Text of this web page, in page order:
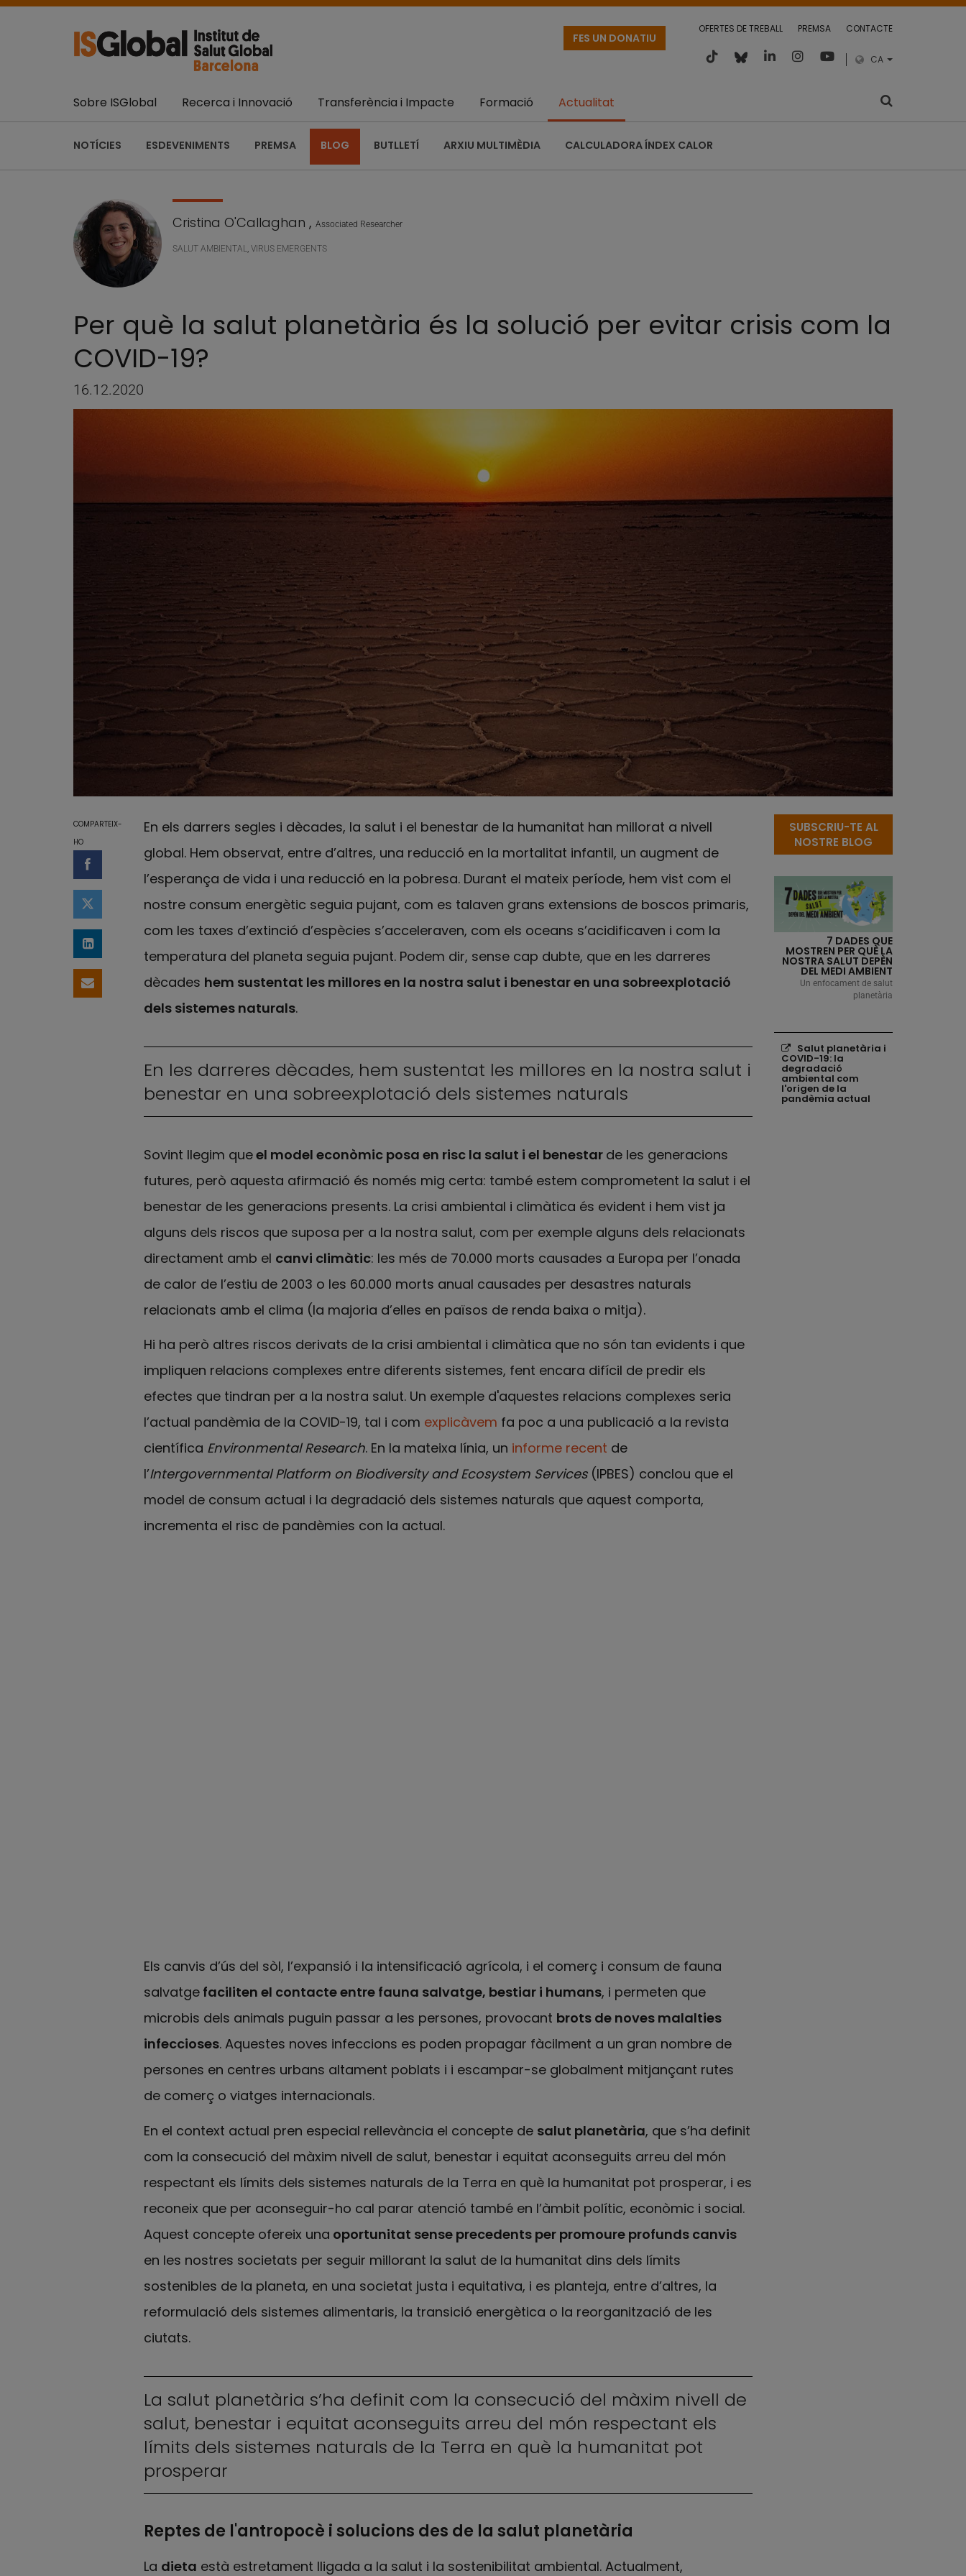
OFERTES DE TREBALL PREMSA CONTACTE
CA
FES UN DONATIU
Sobre ISGlobal Recerca i Innovació Transferència i Impacte Formació Actualitat
NOTÍCIES ESDEVENIMENTS PREMSA BLOG BUTLLETÍ ARXIU MULTIMÈDIA CALCULADORA ÍNDEX CALOR
Cristina O'Callaghan , Associated Researcher
SALUT AMBIENTAL, VIRUS EMERGENTS
Per què la salut planetària és la solució per evitar crisis com la
COVID-19?
16.12.2020
COMPARTEIX-
HO
Compartir a Facebook
Compartir a Twitter
Comparteix a LinkedIn
Comparteix per email
En els darrers segles i dècades, la salut i el benestar de la humanitat han millorat a nivell
global. Hem observat, entre d’altres, una reducció en la mortalitat infantil, un augment de
l’esperança de vida i una reducció en la pobresa. Durant el mateix període, hem vist com el
nostre consum energètic seguia pujant, com es talaven grans extensions de boscos primaris,
com les taxes d’extinció d’espècies s’acceleraven, com els oceans s’acidificaven i com la
temperatura del planeta seguia pujant. Podem dir, sense cap dubte, que en les darreres
dècades hem sustentat les millores en la nostra salut i benestar en una sobreexplotació
dels sistemes naturals.
En les darreres dècades, hem sustentat les millores en la nostra salut i
benestar en una sobreexplotació dels sistemes naturals
Sovint llegim queel model econòmic posa en risc la salut i el benestar de les generacions
futures, però aquesta afirmació és només mig certa: també estem comprometent la salut i el
benestar de les generacions presents. La crisi ambiental i climàtica és evident i hem vist ja
alguns dels riscos que suposa per a la nostra salut, com per exemple alguns dels relacionats
directament amb el canvi climàtic: les més de 70.000 morts causades a Europa per l’onada
de calor de l’estiu de 2003 o les 60.000 morts anual causades per desastres naturals
relacionats amb el clima (la majoria d’elles en països de renda baixa o mitja).
Hi ha però altres riscos derivats de la crisi ambiental i climàtica que no són tan evidents i que
impliquen relacions complexes entre diferents sistemes, fent encara difícil de predir els
efectes que tindran per a la nostra salut. Un exemple d'aquestes relacions complexes seria
l’actual pandèmia de la COVID-19, tal i com explicàvem fa poc a una publicació a la revista
científica Environmental Research. En la mateixa línia, un informe recent de
l’Intergovernmental Platform on Biodiversity and Ecosystem Services(IPBES) conclou que el
model de consum actual i la degradació dels sistemes naturals que aquest comporta,
incrementa el risc de pandèmies con la actual.
Els canvis d’ús del sòl, l’expansió i la intensificació agrícola, i el comerç i consum de fauna
salvatgefaciliten el contacte entre fauna salvatge, bestiar i humans, i permeten que
microbis dels animals puguin passar a les persones, provocant brots de noves malalties
infeccioses. Aquestes noves infeccions es poden propagar fàcilment a un gran nombre de
persones en centres urbans altament poblats i i escampar-se globalment mitjançant rutes
de comerç o viatges internacionals.
En el context actual pren especial rellevància el concepte de salut planetària, que s’ha definit
com la consecució del màxim nivell de salut, benestar i equitat aconseguits arreu del món
respectant els límits dels sistemes naturals de la Terra en què la humanitat pot prosperar, i es
reconeix que per aconseguir-ho cal parar atenció també en l’àmbit polític, econòmic i social.
Aquest concepte ofereix una oportunitat sense precedents per promoure profunds canvis
en les nostres societats per seguir millorant la salut de la humanitat dins dels límits
sostenibles de la planeta, en una societat justa i equitativa, i es planteja, entre d’altres, la
reformulació dels sistemes alimentaris, la transició energètica o la reorganització de les
ciutats.
La salut planetària s’ha definit com la consecució del màxim nivell de
salut, benestar i equitat aconseguits arreu del món respectant els
límits dels sistemes naturals de la Terra en què la humanitat pot
prosperar
Reptes de l'antropocè i solucions des de la salut planetària
La dieta està estretament lligada a la salut i la sostenibilitat ambiental. Actualment,
SUBSCRIU-TE AL
NOSTRE BLOG
7 DADES QUE
MOSTREN PER QUÈ LA
NOSTRA SALUT DEPÈN
DEL MEDI AMBIENT
Un enfocament de salut
planetària
Enllaços
Els següents enllaços
Salut planetària i
COVID-19: la
degradació
ambiental com
l'origen de la
pandèmia actual